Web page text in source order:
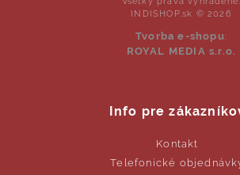
INDISHOP.sk © 2026
Tvorba e-shopu:
ROYAL MEDIA s.r.o.
Info pre
Kontakt
Telefonické